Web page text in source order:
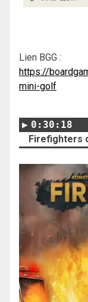
Lien BGG :
https://
mini-golf
0:30:18
Firefighters